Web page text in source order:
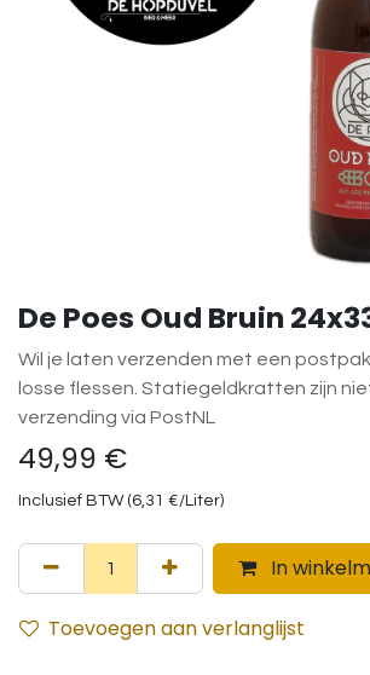
De Poes Oud Bruin
Wil je laten verzenden met een
losse flessen. Statiegeldkratten zijn
verzending via PostNL
49,99 €
Inclusief BTW (6,31 €/Liter)
In
Toevoegen aan verlanglijst